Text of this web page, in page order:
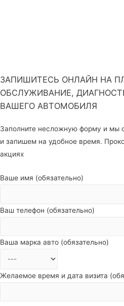
ЗАПИШИТЕСЬ ОНЛАЙН НА
ОБСЛУЖИВАНИЕ,
ВАШЕГО АВТОМОБИЛЯ
Заполните несложную форму и мы
и запишем на удобное время.
акциях
Ваше имя (обязательно)
Ваш телефон (обязательно)
Ваша марка авто (обязательно)
Желаемое время и дата визита